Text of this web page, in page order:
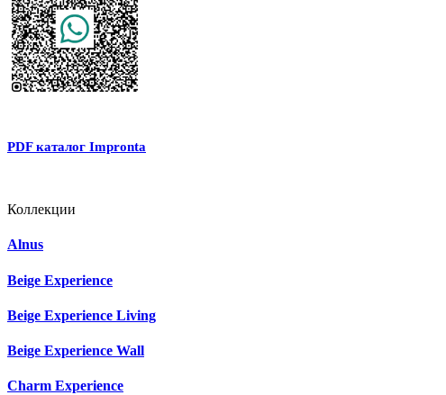
PDF каталог Impronta
Коллекции
Alnus
Beige Experience
Beige Experience Living
Beige Experience Wall
Charm Experience